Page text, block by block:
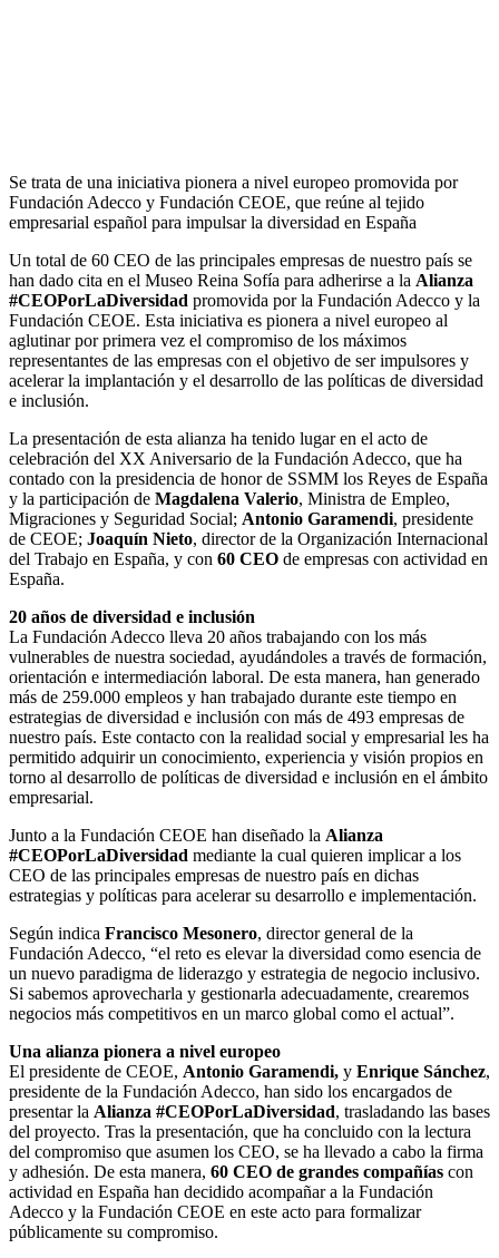
Se trata de una iniciativa pionera a nivel europeo promovida por
Fundación Adecco y Fundación CEOE, que reúne al tejido
empresarial español para impulsar la diversidad en España
Un total de 60 CEO de las principales empresas de nuestro país se
han dado cita en el Museo Reina Sofía para adherirse a la Alianza
#CEOPorLaDiversidad promovida por la Fundación Adecco y la
Fundación CEOE. Esta iniciativa es pionera a nivel europeo al
aglutinar por primera vez el compromiso de los máximos
representantes de las empresas con el objetivo de ser impulsores y
acelerar la implantación y el desarrollo de las políticas de diversidad
e inclusión.
La presentación de esta alianza ha tenido lugar en el acto de
celebración del XX Aniversario de la Fundación Adecco, que ha
contado con la presidencia de honor de SSMM los Reyes de España
y la participación de Magdalena Valerio, Ministra de Empleo,
Migraciones y Seguridad Social; Antonio Garamendi, presidente
de CEOE; Joaquín Nieto, director de la Organización Internacional
del Trabajo en España, y con 60 CEO de empresas con actividad en
España.
20 años de diversidad e inclusión
La Fundación Adecco lleva 20 años trabajando con los más
vulnerables de nuestra sociedad, ayudándoles a través de formación,
orientación e intermediación laboral. De esta manera, han generado
más de 259.000 empleos y han trabajado durante este tiempo en
estrategias de diversidad e inclusión con más de 493 empresas de
nuestro país. Este contacto con la realidad social y empresarial les ha
permitido adquirir un conocimiento, experiencia y visión propios en
torno al desarrollo de políticas de diversidad e inclusión en el ámbito
empresarial.
Junto a la Fundación CEOE han diseñado la Alianza
#CEOPorLaDiversidad mediante la cual quieren implicar a los
CEO de las principales empresas de nuestro país en dichas
estrategias y políticas para acelerar su desarrollo e implementación.
Según indica Francisco Mesonero, director general de la
Fundación Adecco, “el reto es elevar la diversidad como esencia de
un nuevo paradigma de liderazgo y estrategia de negocio inclusivo.
Si sabemos aprovecharla y gestionarla adecuadamente, crearemos
negocios más competitivos en un marco global como el actual”.
Una alianza pionera a nivel europeo
El presidente de CEOE, Antonio Garamendi, y Enrique Sánchez,
presidente de la Fundación Adecco, han sido los encargados de
presentar la Alianza #CEOPorLaDiversidad, trasladando las bases
del proyecto. Tras la presentación, que ha concluido con la lectura
del compromiso que asumen los CEO, se ha llevado a cabo la firma
y adhesión. De esta manera, 60 CEO de grandes compañías con
actividad en España han decidido acompañar a la Fundación
Adecco y la Fundación CEOE en este acto para formalizar
públicamente su compromiso.